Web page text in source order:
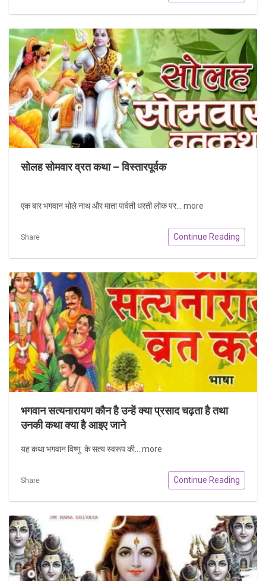
सोलह सोमवार व्रत कथा – विस्तारपूर्वक
एक बार भगवान भोले नाथ और माता पार्वती धरती लोक पर... more
Share Continue Reading
भगवान सत्यनारायण कौन है उन्हें क्या प्रसाद चढ़ता है तथा
उनकी कथा क्या है आइए जाने
यह कथा भगवान विष्णु के सत्य स्वरूप की... more
Share Continue Reading